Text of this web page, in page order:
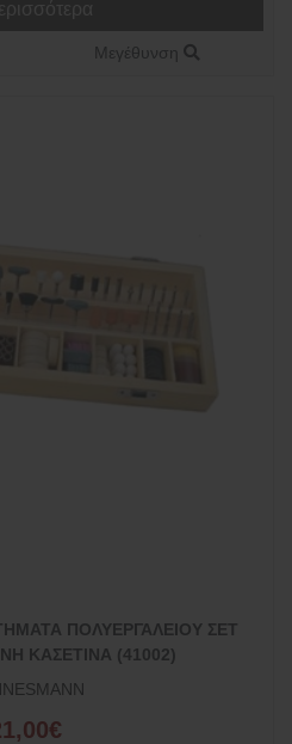
Μεγέθυνση
ΠΟΛΥΕΡΓΑΛΕΙΟΥ ΣΕΤ
ΚΑΣΕΤΙΝΑ (41002)